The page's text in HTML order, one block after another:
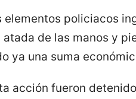
elementos policiacos
de las manos y
ya una suma
acción fueron